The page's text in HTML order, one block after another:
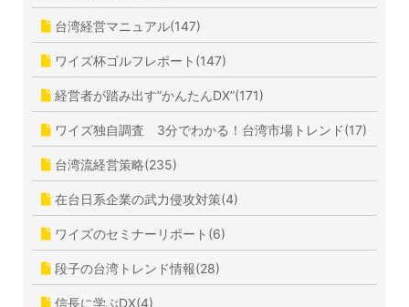
台湾経営マニュアル(147)
ワイズ杯ゴルフレポート(147)
経営者が踏み出す”かんたんDX”(171)
ワイズ独自調査 3分でわかる！台湾市場トレンド(17)
台湾流経営策略(235)
在台日系企業の武力侵攻対策(4)
ワイズのセミナーリポート(6)
段子の台湾トレンド情報(28)
信長に学ぶDX(4)